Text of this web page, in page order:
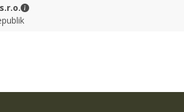
MILITARY RANGE s.r.o. - Kontaktdaten